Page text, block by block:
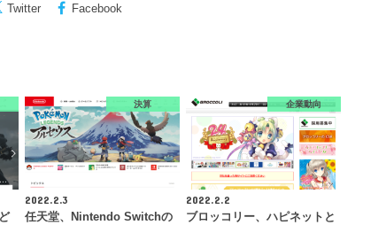
Twitter Facebook
決算
2022.2.3
任天堂、Nintendo Switchの
企業動向
2022.2.2
ブロッコリー、ハピネットと